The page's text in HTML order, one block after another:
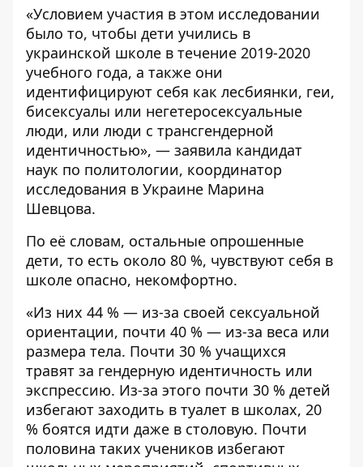
«Условием участия в этом исследовании
было то, чтобы дети учились в
украинской школе в течение 2019-2020
учебного года, а также они
идентифицируют себя как лесбиянки, геи,
бисексуалы или негетеросексуальные
люди, или люди с трансгендерной
идентичностью», — заявила кандидат
наук по политологии, координатор
исследования в Украине Марина
Шевцова.
По её словам, остальные опрошенные
дети, то есть около 80 %, чувствуют себя в
школе опасно, некомфортно.
«Из них 44 % — из-за своей сексуальной
ориентации, почти 40 % — из-за веса или
размера тела. Почти 30 % учащихся
травят за гендерную идентичность или
экспрессию. Из-за этого почти 30 % детей
избегают заходить в туалет в школах, 20
% боятся идти даже в столовую. Почти
половина таких учеников избегают